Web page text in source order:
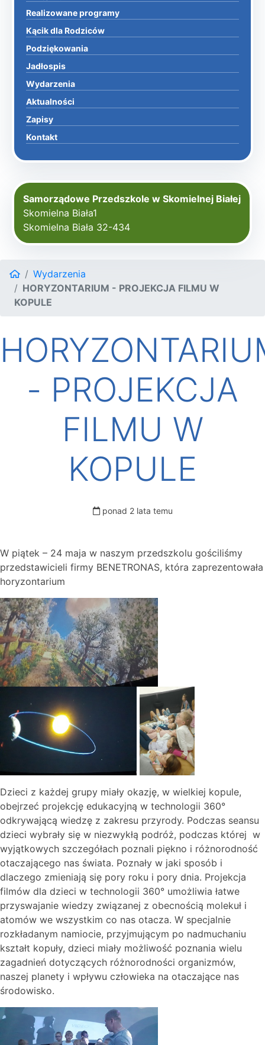
Realizowane programy
Kącik dla Rodziców
Podziękowania
Jadłospis
Wydarzenia
Aktualności
Zapisy
Kontakt
Samorządowe Przedszkole w Skomielnej Białej
Skomielna Biała1
Skomielna Biała 32-434
Wydarzenia
HORYZONTARIUM - PROJEKCJA FILMU W
KOPULE
- PROJEKCJA
FILMU W
KOPULE
ponad 2 lata temu
W piątek – 24 maja w naszym przedszkolu gościliśmy
przedstawicieli firmy BENETRONAS, która zaprezentowała
horyzontarium
Dzieci z każdej grupy miały okazję, w wielkiej kopule,
obejrzeć projekcję edukacyjną w technologii 360°
odkrywającą wiedzę z zakresu przyrody. Podczas seansu
dzieci wybrały się w niezwykłą podróż, podczas której w
wyjątkowych szczegółach poznali piękno i różnorodność
otaczającego nas świata. Poznały w jaki sposób i
dlaczego zmieniają się pory roku i pory dnia. Projekcja
filmów dla dzieci w technologii 360° umożliwia łatwe
przyswajanie wiedzy związanej z obecnością molekuł i
atomów we wszystkim co nas otacza. W specjalnie
rozkładanym namiocie, przyjmującym po nadmuchaniu
kształt kopuły, dzieci miały możliwość poznania wielu
zagadnień dotyczących różnorodności organizmów,
naszej planety i wpływu człowieka na otaczające nas
środowisko.